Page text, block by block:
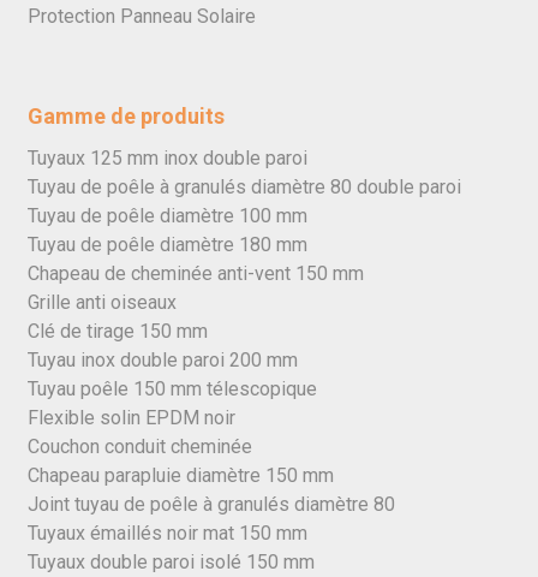
Protection Panneau Solaire
Gamme de produits
Tuyaux 125 mm inox double paroi
Tuyau de poêle à granulés diamètre 80 double paroi
Tuyau de poêle diamètre 100 mm
Tuyau de poêle diamètre 180 mm
Chapeau de cheminée anti-vent 150 mm
Grille anti oiseaux
Clé de tirage 150 mm
Tuyau inox double paroi 200 mm
Tuyau poêle 150 mm télescopique
Flexible solin EPDM noir
Couchon conduit cheminée
Chapeau parapluie diamètre 150 mm
Joint tuyau de poêle à granulés diamètre 80
Tuyaux émaillés noir mat 150 mm
Tuyaux double paroi isolé 150 mm